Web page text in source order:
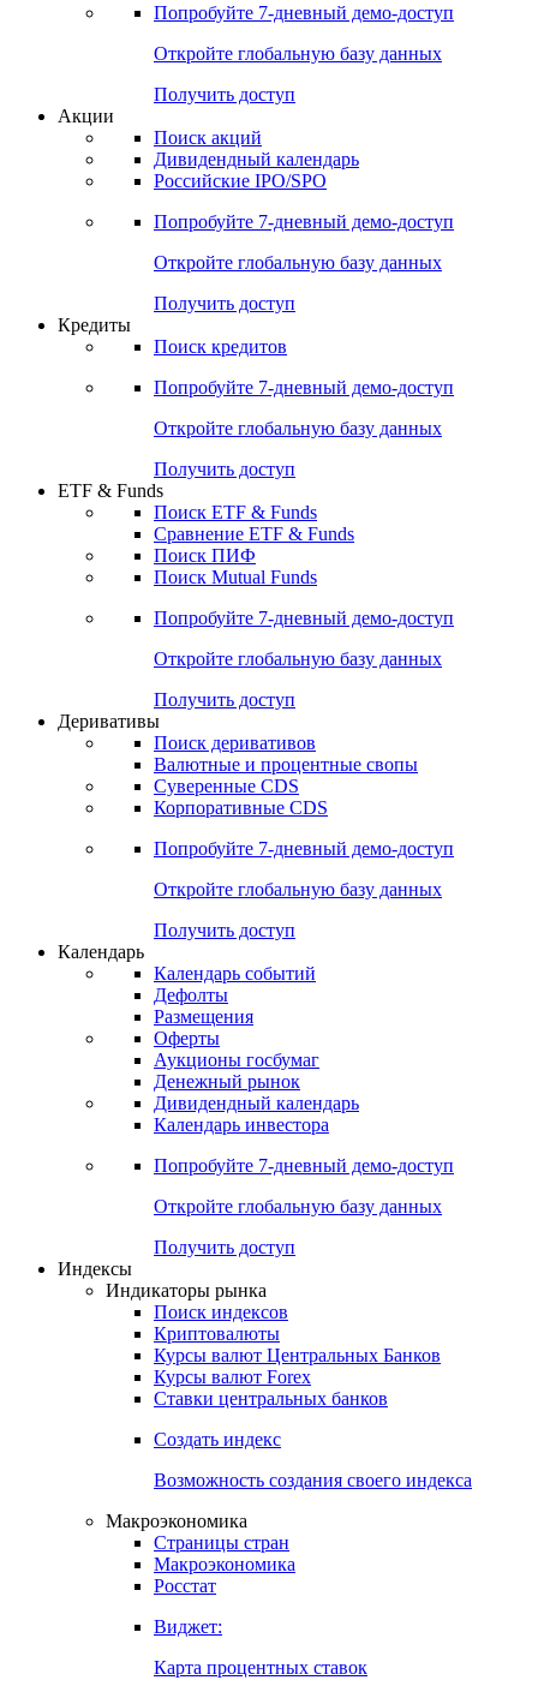
Попробуйте 7-дневный демо-доступ
Откройте глобальную базу данных
Получить доступ
Акции
Поиск акций
Дивидендный календарь
Российские IPO/SPO
Попробуйте 7-дневный демо-доступ
Откройте глобальную базу данных
Получить доступ
Кредиты
Поиск кредитов
Попробуйте 7-дневный демо-доступ
Откройте глобальную базу данных
Получить доступ
ETF & Funds
Поиск ETF & Funds
Сравнение ETF & Funds
Поиск ПИФ
Поиск Mutual Funds
Попробуйте 7-дневный демо-доступ
Откройте глобальную базу данных
Получить доступ
Деривативы
Поиск деривативов
Валютные и процентные свопы
Суверенные CDS
Корпоративные CDS
Попробуйте 7-дневный демо-доступ
Откройте глобальную базу данных
Получить доступ
Календарь
Календарь событий
Дефолты
Размещения
Оферты
Аукционы госбумаг
Денежный рынок
Дивидендный календарь
Календарь инвестора
Попробуйте 7-дневный демо-доступ
Откройте глобальную базу данных
Получить доступ
Индексы
Индикаторы рынка
Поиск индексов
Криптовалюты
Курсы валют Центральных Банков
Курсы валют Forex
Ставки центральных банков
Создать индекс
Возможность создания своего индекса
Макроэкономика
Страницы стран
Макроэкономика
Росстат
Виджет:
Карта процентных ставок